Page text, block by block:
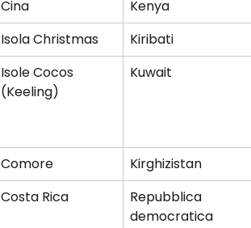
Cina
Kenya
Isola Christmas
Kiribati
Isole Cocos
(Keeling)
Kuwait
Comore Kirghizistan
Costa Rica
Repubblica
democratica